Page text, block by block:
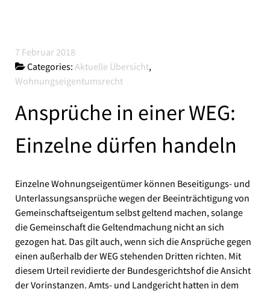
7 Februar 2018
Categories: Aktuelle Übersicht,
Wohnungseigentumsrecht
Ansprüche in einer WEG:
Einzelne dürfen handeln
Einzelne Wohnungseigentümer können Beseitigungs- und
Unterlassungsansprüche wegen der Beeinträchtigung von
Gemeinschaftseigentum selbst geltend machen, solange
die Gemeinschaft die Geltendmachung nicht an sich
gezogen hat. Das gilt auch, wenn sich die Ansprüche gegen
einen außerhalb der WEG stehenden Dritten richten. Mit
diesem Urteil revidierte der Bundesgerichtshof die Ansicht
der Vorinstanzen. Amts- und Landgericht hatten in dem